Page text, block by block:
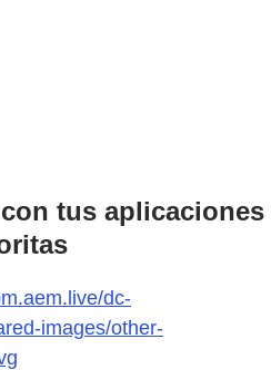
tus aplicaciones
dc-
images/other-